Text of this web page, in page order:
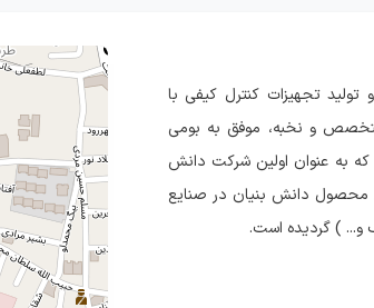
و تولید تجهیزات کنترل کیفی با
متخصص و نخبه، موفق به بومی
که به عنوان اولین شرکت دانش
محصول دانش بنیان در صنایع
و... ) گردیده است.